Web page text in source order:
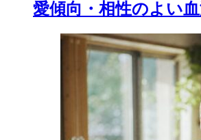
愛傾向・相性のよい